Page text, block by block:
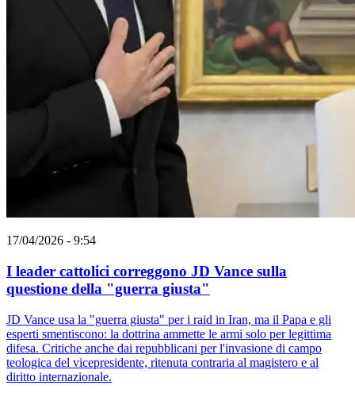
17/04/2026 - 9:54
I leader cattolici correggono JD Vance sulla
questione della "guerra giusta"
JD Vance usa la "guerra giusta" per i raid in Iran, ma il Papa e gli
esperti smentiscono: la dottrina ammette le armi solo per legittima
difesa. Critiche anche dai repubblicani per l'invasione di campo
teologica del vicepresidente, ritenuta contraria al magistero e al
diritto internazionale.